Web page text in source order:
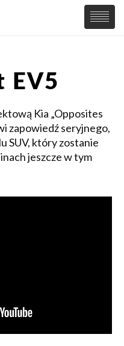
EV5
Kia „Opposites
zapowiedź seryjnego,
SUV, który zostanie
jeszcze w tym